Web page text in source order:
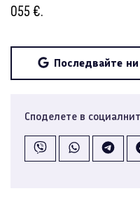
055 €.
Последвайте
Споделете в